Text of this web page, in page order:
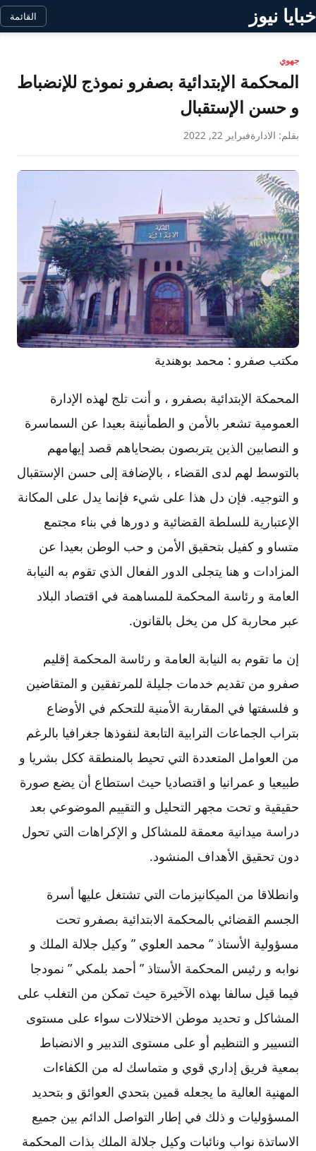
خبايا نيوز القائمة
جهوي
المحكمة الإبتدائية بصفرو نموذج للإنضباط
و حسن الإستقبال
بقلم: الادارةفبراير 22, 2022
مكتب صفرو : محمد بوهندية
المحمكة الإبتدائية بصفرو ، و أنت تلج لهذه الإدارة
العمومية تشعر بالأمن و الطمأنينة بعيدا عن السماسرة
و النصابين الذين يتربصون بضحاياهم قصد إيهامهم
بالتوسط لهم لدى القضاء ، بالإضافة إلى حسن الإستقبال
و التوجيه. فإن دل هذا على شيء فإنما يدل على المكانة
الإعتبارية للسلطة القضائية و دورها في بناء مجتمع
متساو و كفيل بتحقيق الأمن و حب الوطن بعيدا عن
المزادات و هنا يتجلى الدور الفعال الذي تقوم به النيابة
العامة و رئاسة المحكمة للمساهمة في اقتصاد البلاد
عبر محاربة كل من يخل بالقانون.
إن ما تقوم به النيابة العامة و رئاسة المحكمة إقليم
صفرو من تقديم خدمات جليلة للمرتفقين و المتقاضين
و فلسفتها في المقاربة الأمنية للتحكم في الأوضاع
بتراب الجماعات الترابية التابعة لنفوذها جغرافيا بالرغم
من العوامل المتعددة التي تحيط بالمنطقة ككل بشريا و
طبيعيا و عمرانيا و اقتصاديا حيث استطاع أن يضع صورة
حقيقية و تحت مجهر التحليل و التقييم الموضوعي بعد
دراسة ميدانية معمقة للمشاكل و الإكراهات التي تحول
دون تحقيق الأهداف المنشود.
وانطلاقا من الميكانيزمات التي تشتغل عليها أسرة
الجسم القضائي بالمحكمة الابتدائية بصفرو تحت
مسؤولية الأستاذ ” محمد العلوي ” وكيل جلالة الملك و
نوابه و رئيس المحكمة الأستاذ ” أحمد بلمكي ” نمودجا
فيما قيل سالفا بهذه الآخيرة حيث تمكن من التغلب على
المشاكل و تحديد موطن الاختلالات سواء على مستوى
التسيير و التنظيم أو على مستوى التدبير و الانضباط
بمعية فريق إداري قوي و متماسك له من الكفاءات
المهنية العالية ما يجعله قمين بتحدي العوائق و بتحديد
المسؤوليات و ذلك في إطار التواصل الدائم بين جميع
الاساتذة نواب ونائبات وكيل جلالة الملك بذات المحكمة